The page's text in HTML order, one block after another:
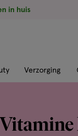
in huis
Verzorging